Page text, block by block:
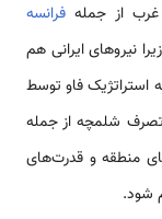
از جمله فرانسه
نیروهای ایرانی هم
فاو توسط
تصرف شلمچه از جمله
منطقه و قدرت‌های
شود.